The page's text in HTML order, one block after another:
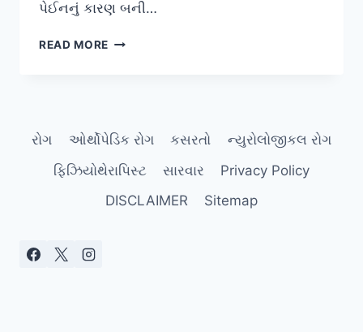
પેઈનનું કારણ બની…
READ MORE સાક્રલ
રોગ ઓર્થોપેડિક રોગ કસરતો
ન્યુરોલોજીકલ રોગ
ફિઝિયોથેરાપિસ્ટ
સારવાર
Privacy Policy
DISCLAIMER
Sitemap